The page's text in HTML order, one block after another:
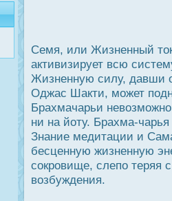
Семя, или Жизненный
активизирует всю
Жизненную силу, давши
Оджас Шакти, может
Брахмачарьи
ни на йоту. Брахма-
Знание медитации и
бесценную жизненную
сοкрοвище, слепо теряя
возбуждения.